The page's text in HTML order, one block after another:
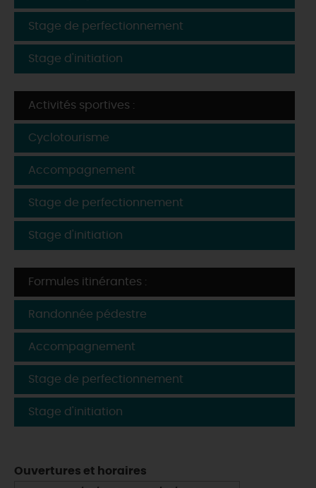
Stage de perfectionnement
Stage d'initiation
Activités sportives :
Cyclotourisme
Accompagnement
Stage de perfectionnement
Stage d'initiation
Formules itinérantes :
Randonnée pédestre
Accompagnement
Stage de perfectionnement
Stage d'initiation
Ouvertures et horaires